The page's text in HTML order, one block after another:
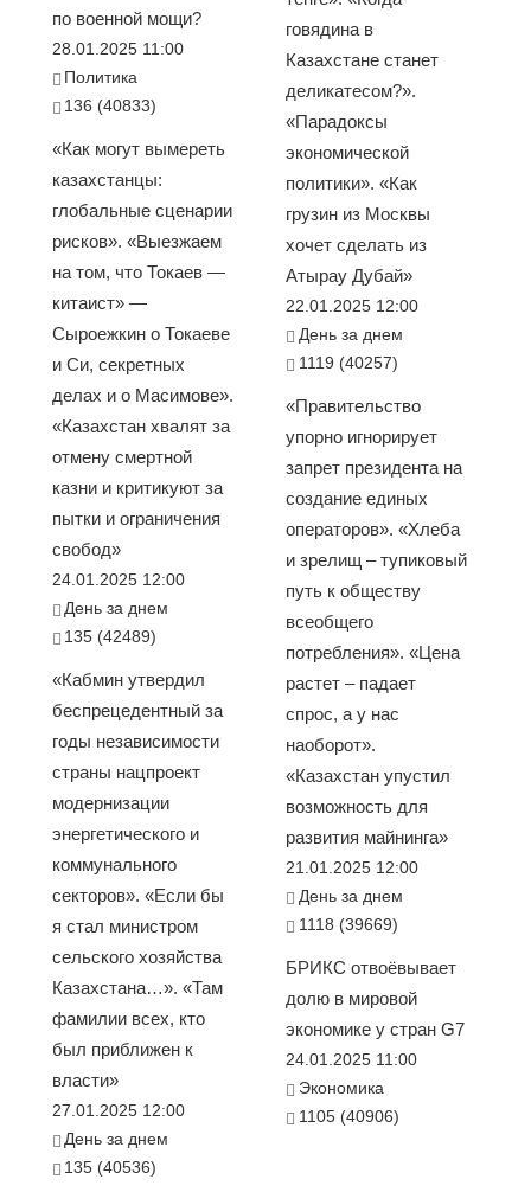
по военной мощи?
28.01.2025 11:00
Политика
136 (40833)
«Как могут вымереть
казахстанцы:
глобальные сценарии
рисков». «Выезжаем
на том, что Токаев —
китаист» —
Сыроежкин о Токаеве
и Си, секретных
делах и о Масимове».
«Казахстан хвалят за
отмену смертной
казни и критикуют за
пытки и ограничения
свобод»
24.01.2025 12:00
День за днем
135 (42489)
«Кабмин утвердил
беспрецедентный за
годы независимости
страны нацпроект
модернизации
энергетического и
коммунального
секторов». «Если бы
я стал министром
сельского хозяйства
Казахстана…». «Там
фамилии всех, кто
был приближен к
власти»
27.01.2025 12:00
День за днем
135 (40536)
говядина в
Казахстане станет
деликатесом?».
«Парадоксы
экономической
политики». «Как
грузин из Москвы
хочет сделать из
Атырау Дубай»
22.01.2025 12:00
День за днем
1119 (40257)
«Правительство
упорно игнорирует
запрет президента на
создание единых
операторов». «Хлеба
и зрелищ – тупиковый
путь к обществу
всеобщего
потребления». «Цена
растет – падает
спрос, а у нас
наоборот».
«Казахстан упустил
возможность для
развития майнинга»
21.01.2025 12:00
День за днем
1118 (39669)
БРИКС отвоёвывает
долю в мировой
экономике у стран G7
24.01.2025 11:00
Экономика
1105 (40906)